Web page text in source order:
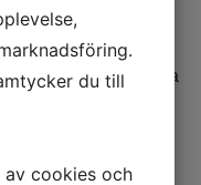
har fler
och man kan behöva
/Dag
du till
av cookies och